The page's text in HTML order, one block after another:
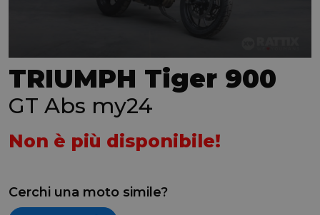
TRIUMPH Tiger 900
GT Abs my24
Non è più disponibile!
Cerchi una moto simile?